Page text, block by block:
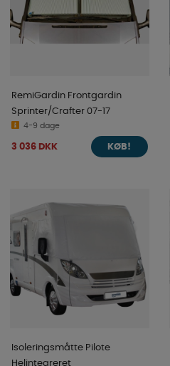
RemiGardin Frontgardin
Sprinter/Crafter 07-17
4-9 dage
3 036 DKK KØB!
Isoleringsmåtte Pilote
Helintegreret